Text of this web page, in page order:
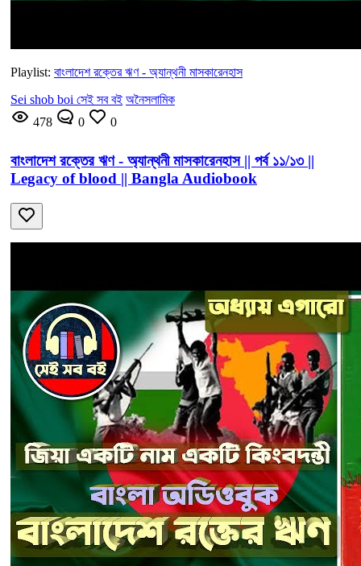
Playlist: বাংলাদেশ রক্তের ঋণ - অ্যান্থনী মাসকারেনহাস
Sei shob boi সেই সব বই অনৈসলামিক
478
0 0
বাংলাদেশ রক্তের ঋণ - অ্যান্থনী মাসকারেনহাস || পর্ব ১১/১৩ ||
Legacy of blood || Bangla Audiobook